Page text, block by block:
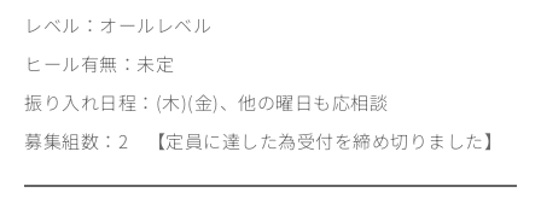
レベル：オールレベル
ヒール有無：未定
振り入れ日程：(木)(金)、他の曜日も応相談
募集組数：2 【定員に達した為受付を締め切りました】